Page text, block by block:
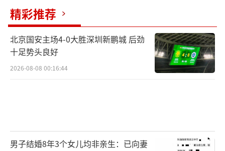
精彩推荐
北京国安主场4-0大胜深圳新鹏城 后劲
十足势头良好
2026-08-08 00:16:44
男子结婚8年3个女儿均非亲生：已向妻